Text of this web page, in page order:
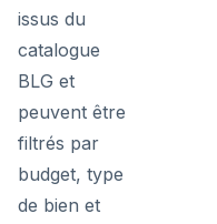
issus du
catalogue
BLG et
peuvent être
filtrés par
budget, type
de bien et